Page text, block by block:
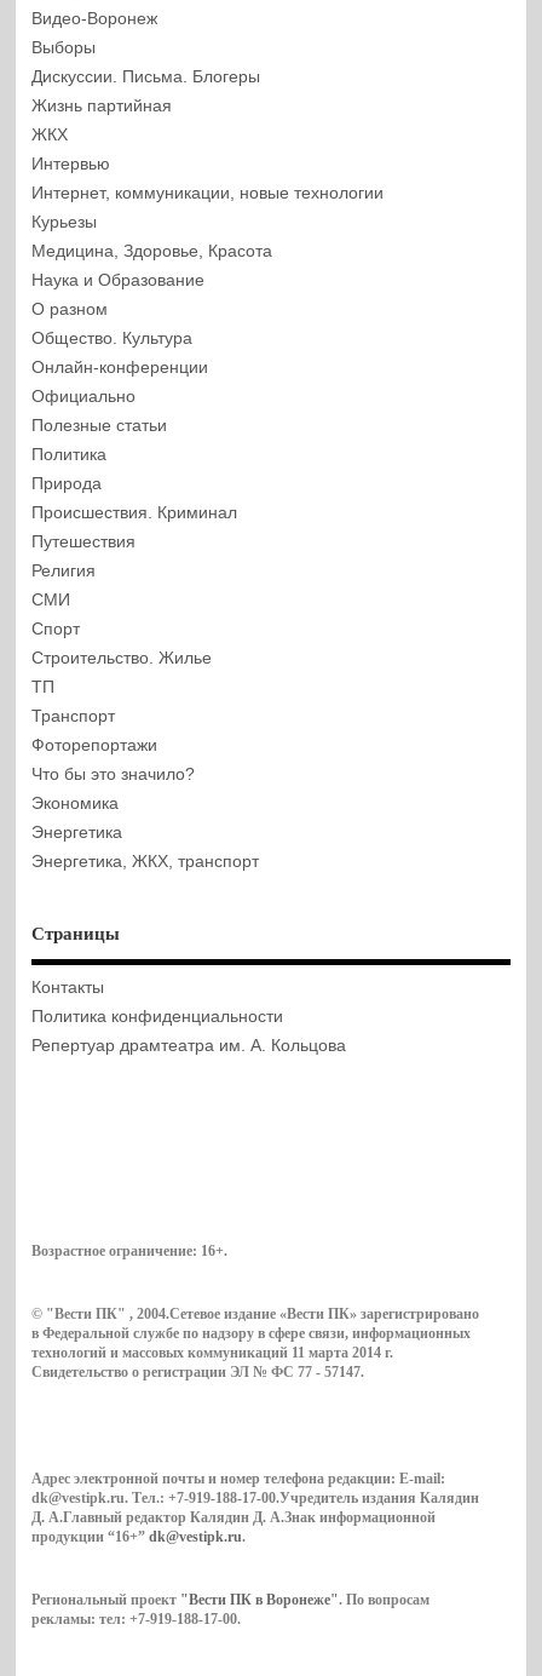
Видео-Воронеж
Выборы
Дискуссии. Письма. Блогеры
Жизнь партийная
ЖКХ
Интервью
Интернет, коммуникации, новые технологии
Курьезы
Медицина, Здоровье, Красота
Наука и Образование
О разном
Общество. Культура
Онлайн-конференции
Официально
Полезные статьи
Политика
Природа
Происшествия. Криминал
Путешествия
Религия
СМИ
Спорт
Строительство. Жилье
ТП
Транспорт
Фоторепортажи
Что бы это значило?
Экономика
Энергетика
Энергетика, ЖКХ, транспорт
Страницы
Контакты
Политика конфиденциальности
Репертуар драмтеатра им. А. Кольцова
Возрастное ограничение: 16+.
© "Вести ПК" , 2004.Сетевое издание «Вести ПК» зарегистрировано
в Федеральной службе по надзору в сфере связи, информационных
технологий и массовых коммуникаций 11 марта 2014 г.
Свидетельство о регистрации ЭЛ № ФС 77 - 57147.
Адрес электронной почты и номер телефона редакции: E-mail:
dk@vestipk.ru. Тел.: +7-919-188-17-00.Учредитель издания Калядин
Д. А.Главный редактор Калядин Д. А.Знак информационной
продукции “16+”dk@vestipk.ru.
Региональный проект "Вести ПК в Воронеже". По вопросам
рекламы: тел: +7-919-188-17-00.